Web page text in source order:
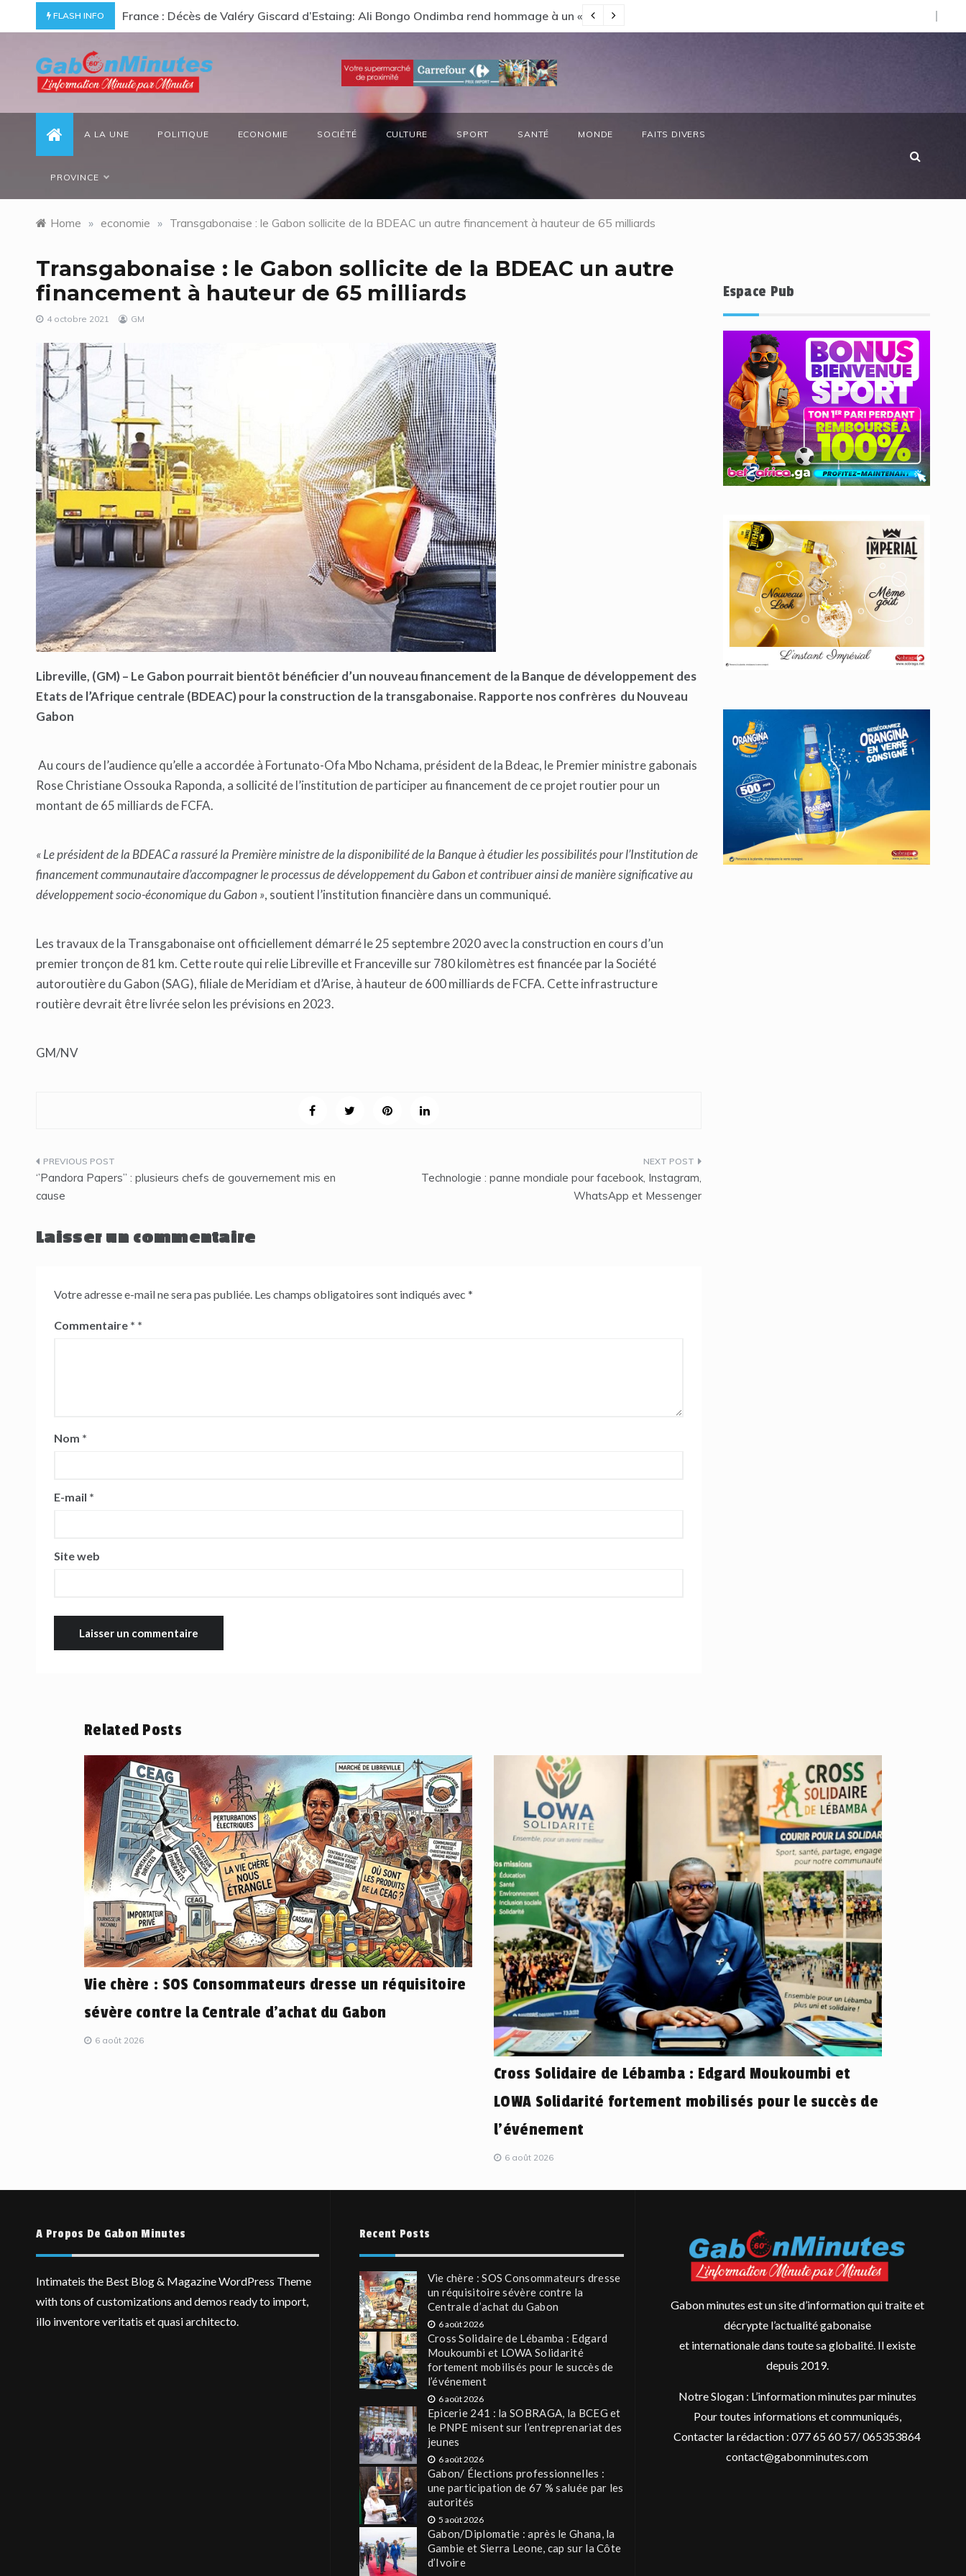
FLASH INFO
hommage à un « passionné d’Afrique »Gabon/ Le ministre des Eaux et Forêts préside la réunion annuelle du Comité National Ozone (CNO).
gabonminutes.com
A LA UNE POLITIQUE ECONOMIE SOCIÉTÉ CULTURE SPORT SANTÉ MONDE FAITS DIVERS
PROVINCE
Home » economie » Transgabonaise : le Gabon sollicite de la BDEAC un autre financement à hauteur de 65 milliards
Transgabonaise : le Gabon sollicite de la BDEAC un autre
financement à hauteur de 65 milliards
4 octobre 2021 GM
Libreville, (GM) – Le Gabon pourrait bientôt bénéficier d’un nouveau financement de la Banque de développement des
Etats de l’Afrique centrale (BDEAC) pour la construction de la transgabonaise. Rapporte nos confrères du Nouveau
Gabon
Au cours de l’audience qu’elle a accordée à Fortunato-Ofa Mbo Nchama, président de la Bdeac, le Premier ministre gabonais
Rose Christiane Ossouka Raponda, a sollicité de l’institution de participer au financement de ce projet routier pour un
montant de 65 milliards de FCFA.
« Le président de la BDEAC a rassuré la Première ministre de la disponibilité de la Banque à étudier les possibilités pour l’Institution de
financement communautaire d’accompagner le processus de développement du Gabon et contribuer ainsi de manière significative au
développement socio-économique du Gabon », soutient l’institution financière dans un communiqué.
Les travaux de la Transgabonaise ont officiellement démarré le 25 septembre 2020 avec la construction en cours d’un
premier tronçon de 81 km. Cette route qui relie Libreville et Franceville sur 780 kilomètres est financée par la Société
autoroutière du Gabon (SAG), filiale de Meridiam et d’Arise, à hauteur de 600 milliards de FCFA. Cette infrastructure
routière devrait être livrée selon les prévisions en 2023.
GM/NV
Navigation
de
‘’Pandora Papers’’ : plusieurs chefs de gouvernement mis en
cause
Technologie : panne mondiale pour facebook, Instagram,
WhatsApp et Messenger
Laisser un commentaire
Votre adresse e-mail ne sera pas publiée. Les champs obligatoires sont indiqués avec *
Commentaire *
Nom *
E-mail *
Site web
Espace Pub
Related Posts
Vie chère : SOS Consommateurs dresse un réquisitoire
sévère contre la Centrale d’achat du Gabon
6 août 2026
Cross Solidaire de Lébamba : Edgard Moukoumbi et
LOWA Solidarité fortement mobilisés pour le succès de
l’événement
6 août 2026
A Propos De Gabon Minutes
Intimateis the Best Blog & Magazine WordPress Theme
with tons of customizations and demos ready to import,
illo inventore veritatis et quasi architecto.
Recent Posts
Vie chère : SOS Consommateurs dresse
un réquisitoire sévère contre la
Centrale d’achat du Gabon
6 août 2026
Cross Solidaire de Lébamba : Edgard
Moukoumbi et LOWA Solidarité
fortement mobilisés pour le succès de
l’événement
6 août 2026
Epicerie 241 : la SOBRAGA, la BCEG et
le PNPE misent sur l’entreprenariat des
jeunes
6 août 2026
Gabon/ Élections professionnelles :
une participation de 67 % saluée par les
autorités
5 août 2026
Gabon/Diplomatie : après le Ghana, la
Gambie et Sierra Leone, cap sur la Côte
d’Ivoire
Gabon minutes est un site d’information qui traite et
décrypte l’actualité gabonaise
et internationale dans toute sa globalité. Il existe
depuis 2019.
Notre Slogan : L’information minutes par minutes
Pour toutes informations et communiqués,
Contacter la rédaction : 077 65 60 57/ 065353864
contact@gabonminutes.com